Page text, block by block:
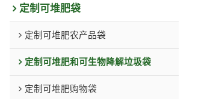
定制可堆肥袋
定制可堆肥农产品袋
定制可堆肥和可生物降解垃圾袋
定制可堆肥购物袋